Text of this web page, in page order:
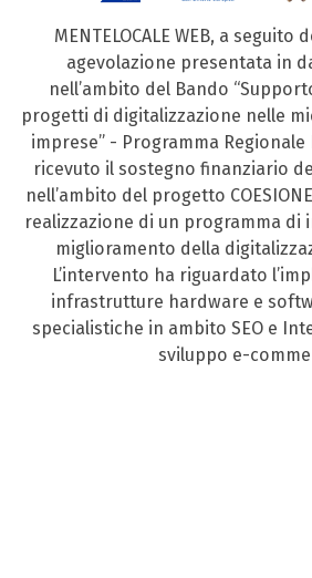
MENTELOCALE WEB, a
agevolazione presentata in
nell’ambito del Bando
progetti di digitalizzazione nelle
imprese” - Programma Regionale
ricevuto il sostegno finanziario
nell’ambito del progetto
realizzazione di un programma di
miglioramento della
L’intervento ha riguardato
infrastrutture hardware e
specialistiche in ambito SEO e
sviluppo e-